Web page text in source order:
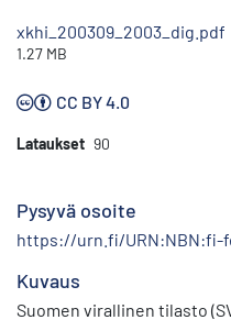
xkhi_200309_2003_dig.pdf
1.27 MB
CC BY 4.0
Lataukset 90
Pysyvä osoite
https://urn.fi/URN:NBN:fi-
Kuvaus
Suomen virallinen tilasto